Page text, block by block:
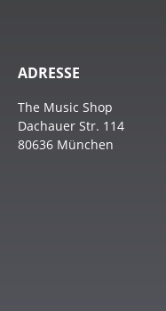
ADRESSE
The Music Shop
Dachauer Str. 114
80636 München